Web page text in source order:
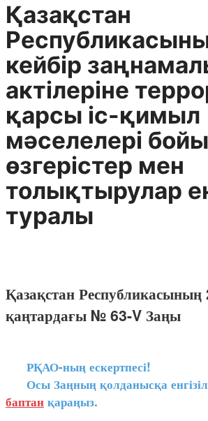
Қазақстан
кейбір
актілеріне
қарсы іс-қимыл
мәселелері
өзгерістер мен
толықтырулар
туралы
Қазақстан
қаңтардағы № 63-V Заңы
РҚАО-ның ескертпесі!
Осы Заңның қолданысқа
баптан қараңыз.